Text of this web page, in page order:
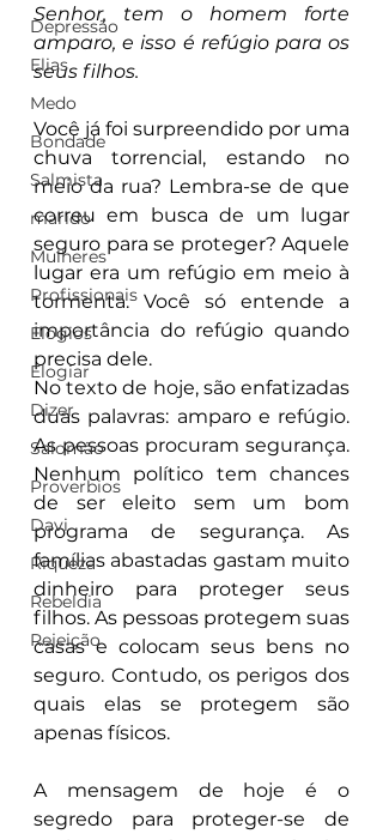
Depressão
Elias
Medo
Bondade
Salmista
marido
Mulheres
Profissionais
Elogios
Elogiar
Dizer
Salomão
Proverbios
Davi
Riqueza
Rebeldia
Rejeição
Senhor, tem o homem forte
amparo, e isso é refúgio para os
seus filhos.
Você já foi surpreendido por uma
chuva torrencial, estando no
meio da rua? Lembra-se de que
correu em busca de um lugar
seguro para se proteger? Aquele
lugar era um refúgio em meio à
tormenta. Você só entende a
importância do refúgio quando
precisa dele.
No texto de hoje, são enfatizadas
duas palavras: amparo e refúgio.
As pessoas procuram segurança.
Nenhum político tem chances
de ser eleito sem um bom
programa de segurança. As
famílias abastadas gastam muito
dinheiro para proteger seus
filhos. As pessoas protegem suas
casas e colocam seus bens no
seguro. Contudo, os perigos dos
quais elas se protegem são
apenas físicos.
A mensagem de hoje é o
segredo para proteger-se de